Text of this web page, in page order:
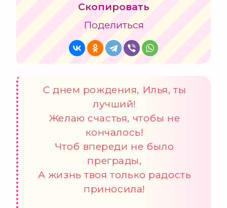
Скопировать
Поделиться
С днем рождения, Илья, ты
лучший!
Желаю счастья, чтобы не
кончалось!
Чтоб впереди не было
преграды,
А жизнь твоя только радость
приносила!